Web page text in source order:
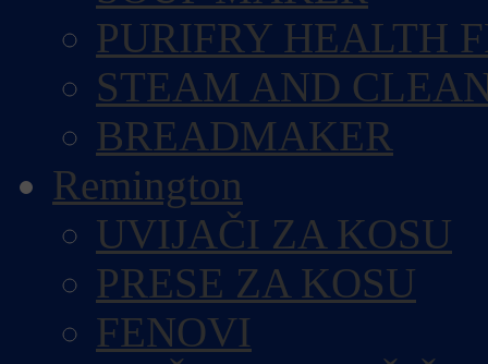
PURIFRY HEALTH
STEAM AND
BREADMAKER
Remington
UVIJAČI ZA KOSU
PRESE ZA KOSU
FENOVI